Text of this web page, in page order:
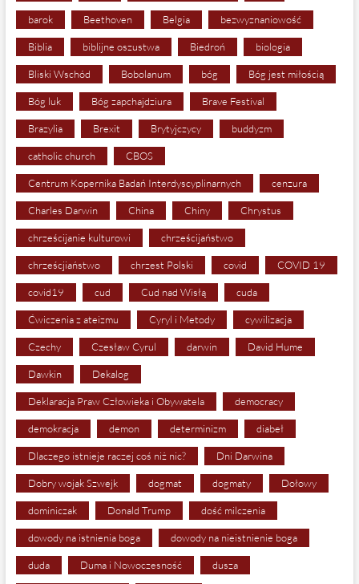
barok Beethoven Belgia bezwyznaniowość
Biblia biblijne oszustwa Biedroń biologia
Bliski Wschód Bobolanum bóg Bóg jest miłością
Bóg luk Bóg zapchajdziura Brave Festival
Brazylia Brexit Brytyjczycy buddyzm
catholic church CBOS
Centrum Kopernika Badań Interdyscyplinarnych cenzura
Charles Darwin China Chiny Chrystus
chrześcijanie kulturowi chrześcijaństwo
chrześcjiaństwo chrzest Polski covid COVID 19
covid19 cud Cud nad Wisłą cuda
Ćwiczenia z ateizmu Cyryl i Metody cywilizacja
Czechy Czesław Cyrul darwin David Hume
Dawkin Dekalog
Deklaracja Praw Człowieka i Obywatela democracy
demokracja demon determinizm diabeł
Dlaczego istnieje raczej coś niż nic? Dni Darwina
Dobry wojak Szwejk dogmat dogmaty Dołowy
dominiczak Donald Trump dość milczenia
dowody na istnienia boga dowody na nieistnienie boga
duda Duma i Nowoczesność dusza